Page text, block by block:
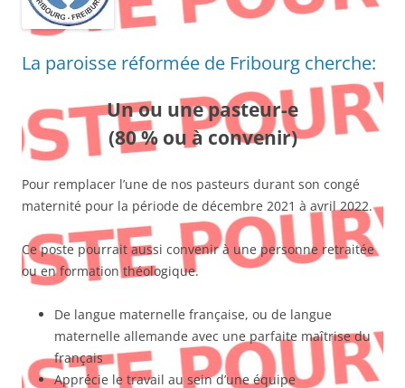
La paroisse réformée de Fribourg cherche:
Un ou une pasteur-e
(80 % ou à convenir)
Pour remplacer l’une de nos pasteurs durant son congé
maternité pour la période de décembre 2021 à avril 2022.
Ce poste pourrait aussi convenir à une personne retraitée
ou en formation théologique.
De langue maternelle française, ou de langue
maternelle allemande avec une parfaite maîtrise du
français
Apprécie le travail au sein d’une équipe